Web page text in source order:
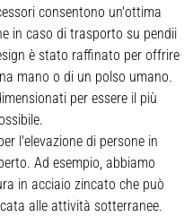
consentono un'ottima
in caso di trasporto su pendii
è stato raffinato per offrire
mano o di un polso umano.
per essere il più
l'elevazione di persone in
Ad esempio, abbiamo
in acciaio zincato che può
alle attività sotterranee.